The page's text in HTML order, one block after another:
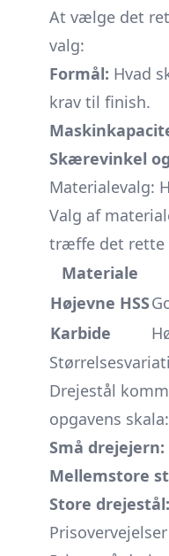
At vælge det
valg:
Formål: Hvad
krav til finish.
Skærevinkel
Materialevalg:
Valg af
træffe det rette
Materiale
Højevne HSS
Karbide
Drejestål
opgavens skala:
Små drejejern:
Mellemstore
Store drejestål: